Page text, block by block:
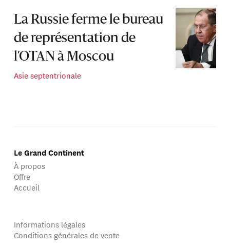
La Russie ferme le bureau
de représentation de
l’OTAN à Moscou
Asie septentrionale
Le Grand Continent
À propos
Offre
Accueil
Informations légales
Conditions générales de vente